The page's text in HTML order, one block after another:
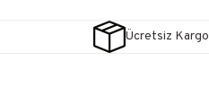
Ücretsiz Kargo